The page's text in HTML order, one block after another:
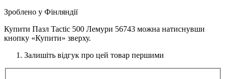
Зроблено у Фінляндії
Купити Пазл Tactic 500 Лемури 56743 можна натиснувши
кнопку «Купити» зверху.
Залишіть відгук про цей товар першими